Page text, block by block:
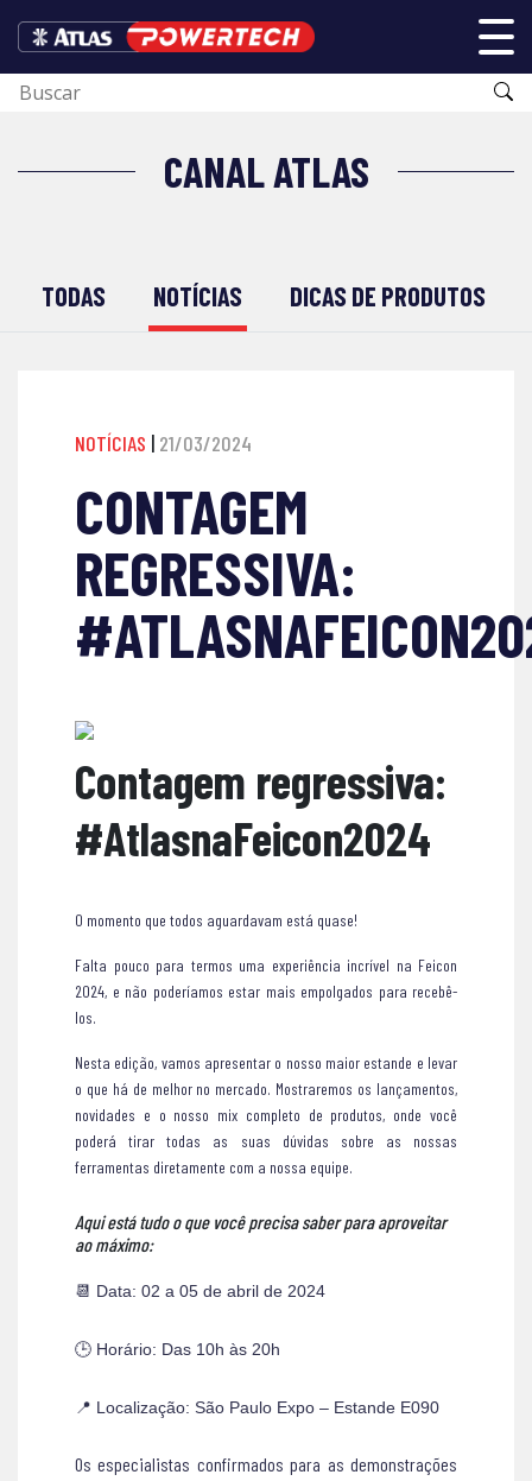
CANAL ATLAS
TODAS NOTÍCIAS DICAS DE PRODUTOS
NOTÍCIAS | 21/03/2024
CONTAGEM
REGRESSIVA:
Contagem regressiva:
#AtlasnaFeicon2024
O momento que todos aguardavam está quase!
Falta pouco para termos uma experiência incrível na Feicon
2024, e não poderíamos estar mais empolgados para recebê-
los.
Nesta edição, vamos apresentar o nosso maior estande e levar
o que há de melhor no mercado. Mostraremos os lançamentos,
novidades e o nosso mix completo de produtos, onde você
poderá tirar todas as suas dúvidas sobre as nossas
ferramentas diretamente com a nossa equipe.
Aqui está tudo o que você precisa saber para aproveitar
ao máximo:
📆 Data: 02 a 05 de abril de 2024
🕒 Horário: Das 10h às 20h
📍 Localização: São Paulo Expo – Estande E090
Os especialistas confirmados para as demonstrações